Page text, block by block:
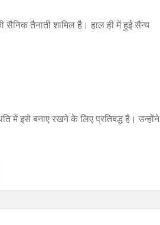
सैनिक तैनाती शामिल है। हाल ही में हुई सैन्य
में इसे बनाए रखने के लिए प्रतिबद्ध है। उन्होंने